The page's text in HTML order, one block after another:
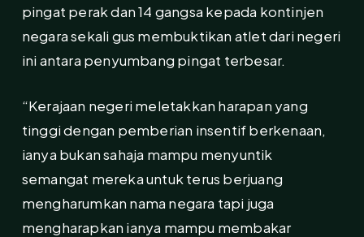
pingat perak dan 14 gangsa kepada kontinjen
negara sekali gus membuktikan atlet dari negeri
ini antara penyumbang pingat terbesar.
“Kerajaan negeri meletakkan harapan yang
tinggi dengan pemberian insentif berkenaan,
ianya bukan sahaja mampu menyuntik
semangat mereka untuk terus berjuang
mengharumkan nama negara tapi juga
mengharapkan ianya mampu membakar